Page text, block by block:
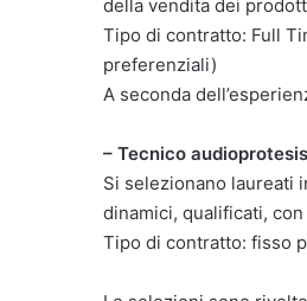
della vendita dei
Tipo di contratto: Full
preferenziali)
A seconda
– Tecnico
Si selezionano laureati
dinamici, qualificati,
Tipo di contratto: fisso